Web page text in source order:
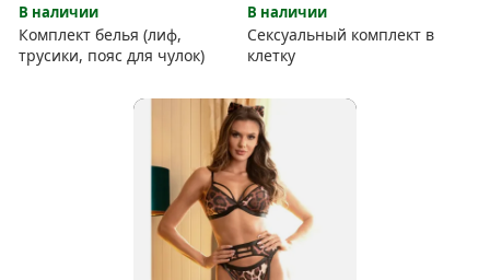
В наличии
Комплект белья (лиф,
трусики, пояс для чулок)
В наличии
Сексуальный комплект в
клетку